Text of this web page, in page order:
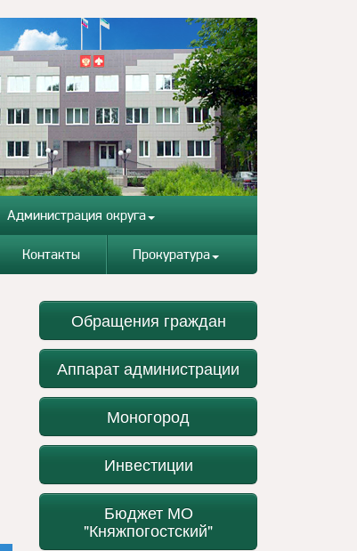
Администрация округа
Контакты Прокуратура
Обращения граждан
Аппарат администрации
Моногород
Инвестиции
Бюджет МО
"Княжпогостский"